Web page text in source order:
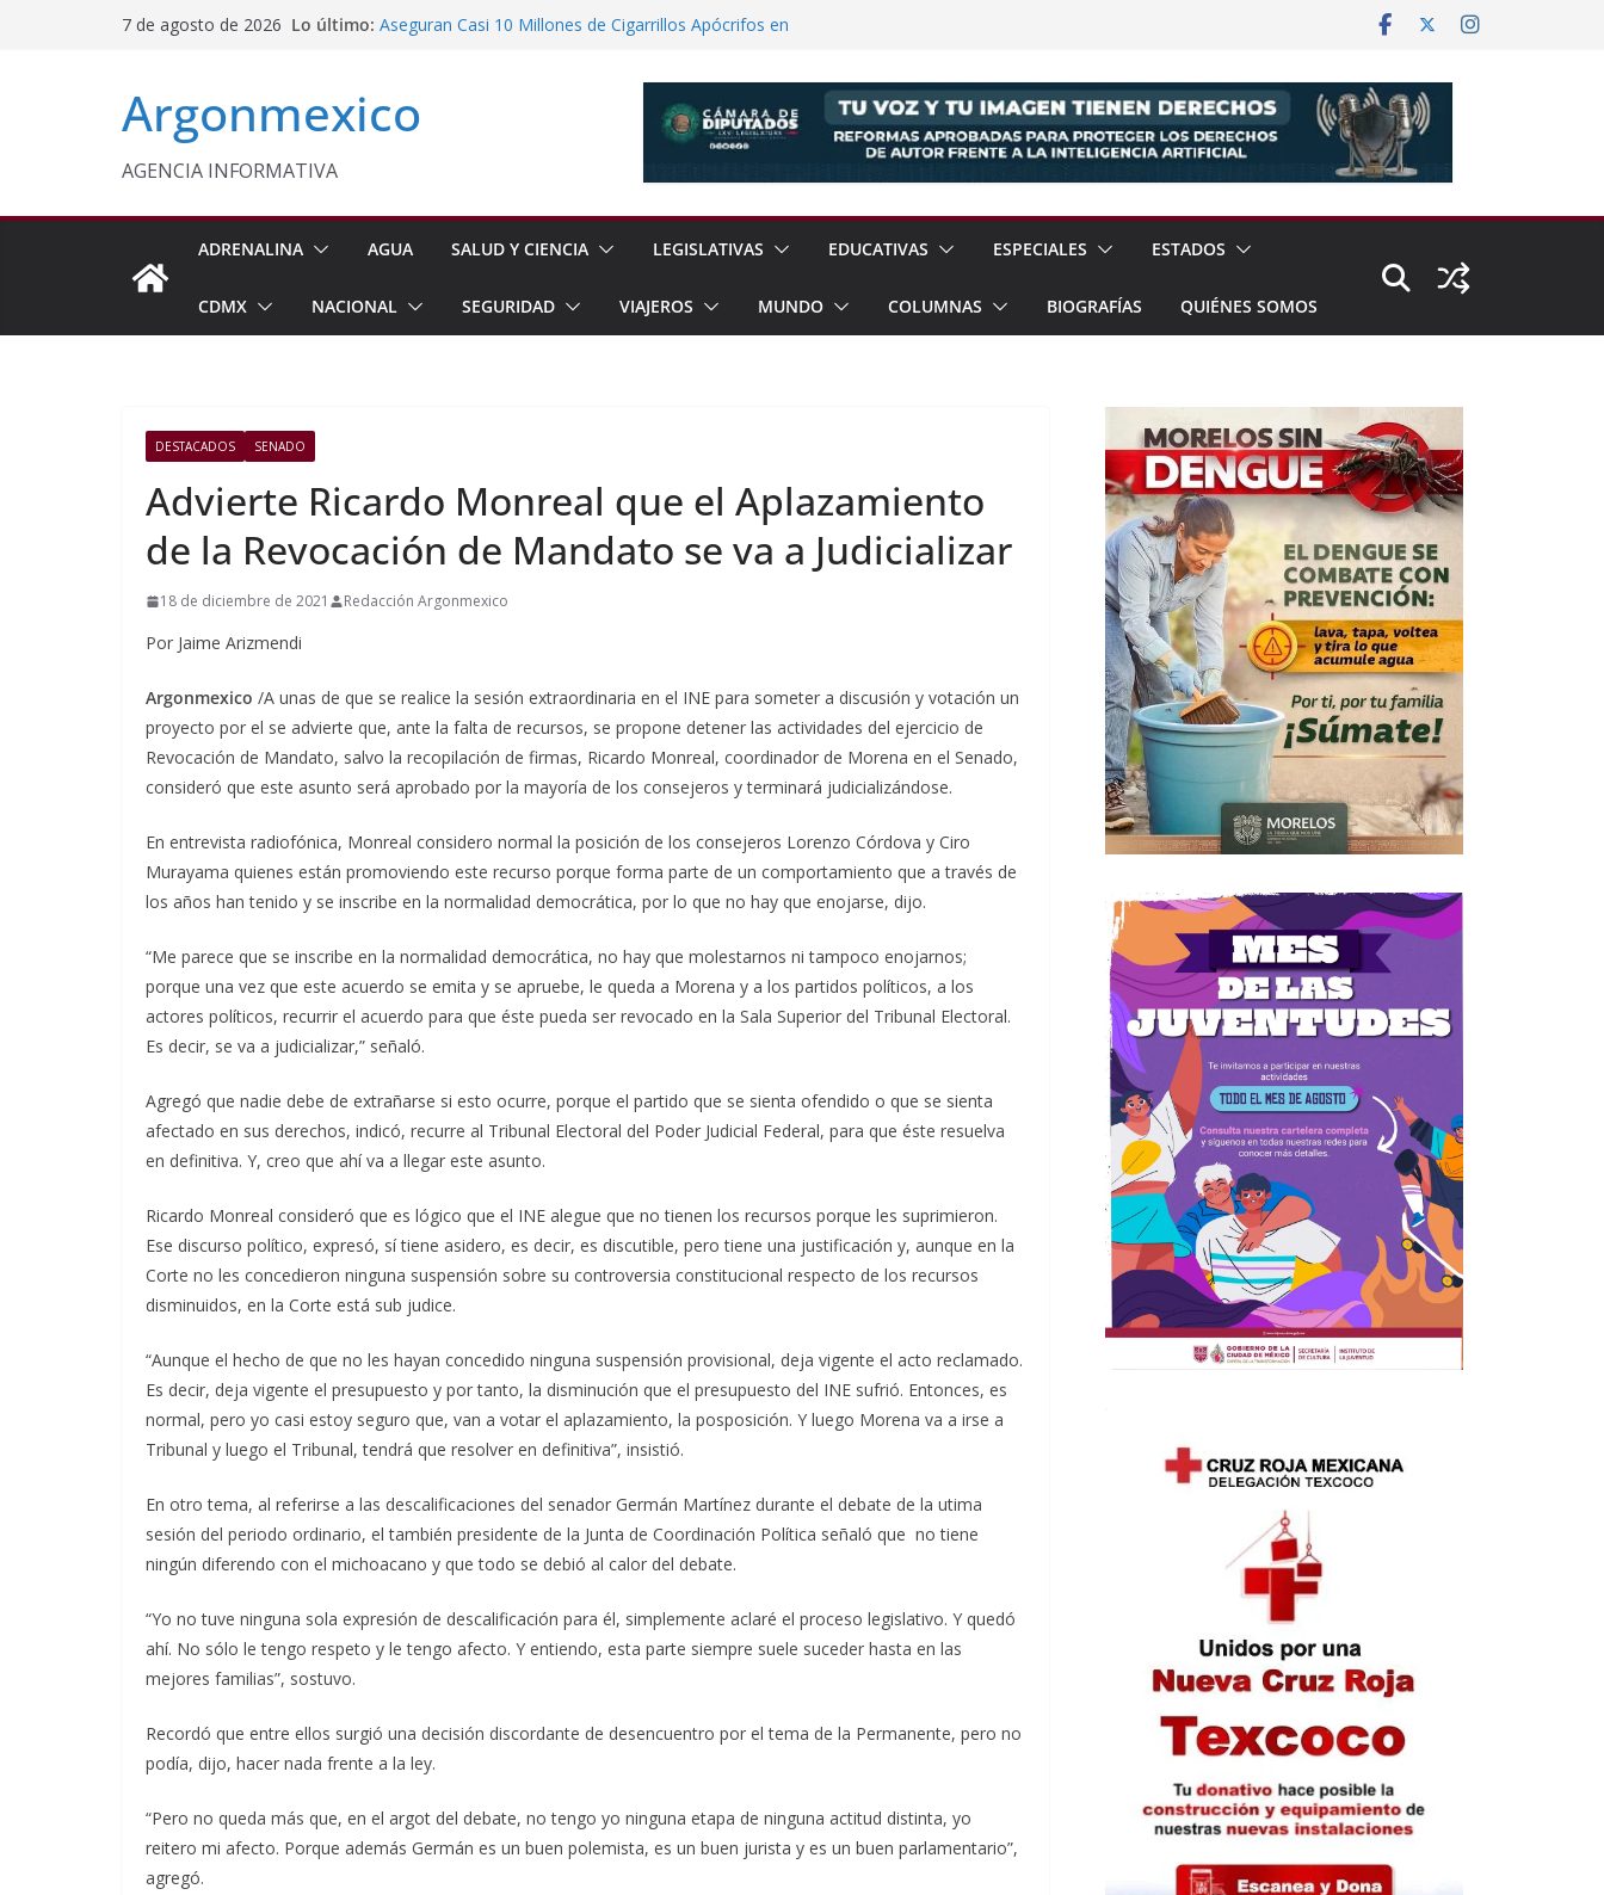
7 de agosto de 2026 Lo último: Aseguran Casi 10 Millones de Cigarrillos Apócrifos en
Cruzada Central por el Teatro Lleva Arte Escénico a 13
Homero Davis Llama a Jóvenes a Participar en la Vida Política
de México
Argonmexico
AGENCIA INFORMATIVA
ADRENALINA AGUA SALUD Y CIENCIA LEGISLATIVAS EDUCATIVAS ESPECIALES ESTADOS
CDMX NACIONAL SEGURIDAD VIAJEROS MUNDO COLUMNAS BIOGRAFÍAS QUIÉNES SOMOS
DESTACADOS SENADO
Advierte Ricardo Monreal que el Aplazamiento
de la Revocación de Mandato se va a Judicializar
18 de diciembre de 2021 Redacción Argonmexico
Por Jaime Arizmendi
Argonmexico /A unas de que se realice la sesión extraordinaria en el INE para someter a discusión y votación un
proyecto por el se advierte que, ante la falta de recursos, se propone detener las actividades del ejercicio de
Revocación de Mandato, salvo la recopilación de firmas, Ricardo Monreal, coordinador de Morena en el Senado,
consideró que este asunto será aprobado por la mayoría de los consejeros y terminará judicializándose.
En entrevista radiofónica, Monreal considero normal la posición de los consejeros Lorenzo Córdova y Ciro
Murayama quienes están promoviendo este recurso porque forma parte de un comportamiento que a través de
los años han tenido y se inscribe en la normalidad democrática, por lo que no hay que enojarse, dijo.
“Me parece que se inscribe en la normalidad democrática, no hay que molestarnos ni tampoco enojarnos;
porque una vez que este acuerdo se emita y se apruebe, le queda a Morena y a los partidos políticos, a los
actores políticos, recurrir el acuerdo para que éste pueda ser revocado en la Sala Superior del Tribunal Electoral.
Es decir, se va a judicializar,” señaló.
Agregó que nadie debe de extrañarse si esto ocurre, porque el partido que se sienta ofendido o que se sienta
afectado en sus derechos, indicó, recurre al Tribunal Electoral del Poder Judicial Federal, para que éste resuelva
en definitiva. Y, creo que ahí va a llegar este asunto.
Ricardo Monreal consideró que es lógico que el INE alegue que no tienen los recursos porque les suprimieron.
Ese discurso político, expresó, sí tiene asidero, es decir, es discutible, pero tiene una justificación y, aunque en la
Corte no les concedieron ninguna suspensión sobre su controversia constitucional respecto de los recursos
disminuidos, en la Corte está sub judice.
“Aunque el hecho de que no les hayan concedido ninguna suspensión provisional, deja vigente el acto reclamado.
Es decir, deja vigente el presupuesto y por tanto, la disminución que el presupuesto del INE sufrió. Entonces, es
normal, pero yo casi estoy seguro que, van a votar el aplazamiento, la posposición. Y luego Morena va a irse a
Tribunal y luego el Tribunal, tendrá que resolver en definitiva”, insistió.
En otro tema, al referirse a las descalificaciones del senador Germán Martínez durante el debate de la utima
sesión del periodo ordinario, el también presidente de la Junta de Coordinación Política señaló que no tiene
ningún diferendo con el michoacano y que todo se debió al calor del debate.
“Yo no tuve ninguna sola expresión de descalificación para él, simplemente aclaré el proceso legislativo. Y quedó
ahí. No sólo le tengo respeto y le tengo afecto. Y entiendo, esta parte siempre suele suceder hasta en las
mejores familias”, sostuvo.
Recordó que entre ellos surgió una decisión discordante de desencuentro por el tema de la Permanente, pero no
podía, dijo, hacer nada frente a la ley.
“Pero no queda más que, en el argot del debate, no tengo yo ninguna etapa de ninguna actitud distinta, yo
reitero mi afecto. Porque además Germán es un buen polemista, es un buen jurista y es un buen parlamentario”,
agregó.